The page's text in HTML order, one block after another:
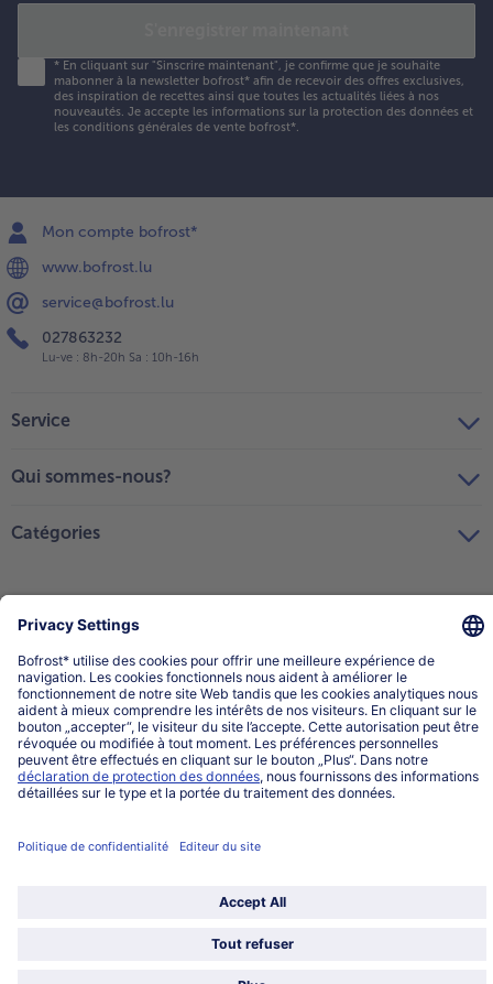
* En cliquant sur "Sinscrire maintenant", je confirme que je souhaite
mabonner à la newsletter bofrost* afin de recevoir des offres exclusives,
des inspiration de recettes ainsi que toutes les actualités liées à nos
nouveautés. Je accepte les informations sur la protection des données et
les conditions générales de vente bofrost*.
Mon compte bofrost*
www.bofrost.lu
service@bofrost.lu
027863232
Lu-ve : 8h-20h Sa : 10h-16h
Service
Qui sommes-nous?
Catégories